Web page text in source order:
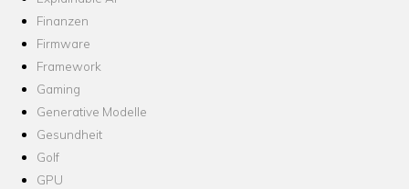
Finanzen
Firmware
Framework
Gaming
Generative Modelle
Gesundheit
Golf
GPU